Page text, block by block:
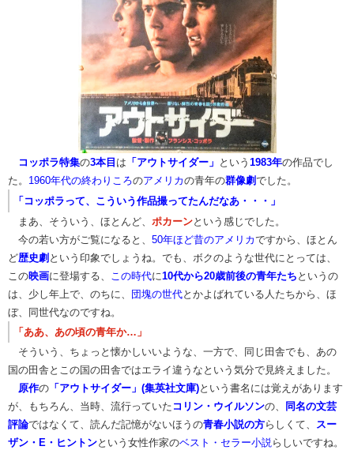
コッポラ特集の3本目 は 「アウトサイダー」 という 1983年の作品でし
た。 1960年代の終わりころのアメリカの青年の群像劇でした。
​「コッポラって、こういう作品撮ってたんだなあ・・・」
まあ、そういう、ほとんど、 ポカーンという感じでした。
今の若い方がご覧になると、 50年ほど昔のアメリカですから、ほとん
ど歴史劇 という印象でしょうね。でも、ボクのような世代にとっては、
この映画に登場する、 この時代に10代から20歳前後の青年たち というの
は、少し年上で、のちに、
団塊の世代とかよばれている人たちから、ほ
ぼ、同世代なのですね。
「ああ、あの頃の青年か…」
そういう、ちょっと懐かしいいような、一方で、同じ田舎でも、あの
国の田舎とこの国の田舎ではエライ違うなという気分で見終えました。
原作の 「アウトサイダー」(集英社文庫)という書名には覚えがあります
が、もちろん、当時、流行っていた コリン・ウイルソンの、
同名の文芸
評論ではなくて、読んだ記憶がないほうの青春小説の方らしくて、
スー
ザン・E・ヒントンという女性作家のベスト・セラー小説 らしいですね。